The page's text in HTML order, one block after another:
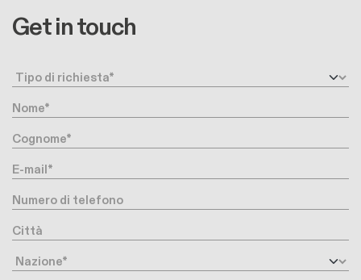
Get in touch
Request type
Nome
Cognome
E-mail
Numero di telefono
Città
Nazione